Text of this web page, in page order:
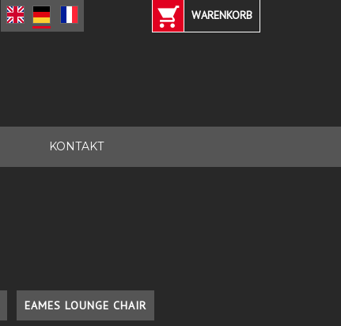
WARENKORB
KONTAKT
EAMES LOUNGE CHAIR